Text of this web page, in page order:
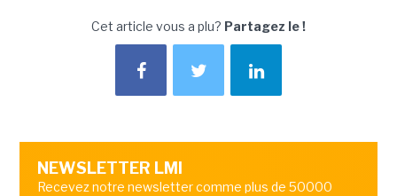
Cet article vous a plu? Partagez le !
NEWSLETTER LMI
Recevez notre newsletter comme plus de 50000